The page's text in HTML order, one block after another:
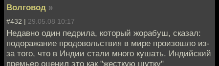
Волговод »
#432 | 29.05.08 10:17
Недавно один педрила, который жорабуш, сказал:
подоражание продовольствия в мире произошло из-
за того, что в Индии стали много кушать. Индийский
премьер оценил это как "жесткую шутку"